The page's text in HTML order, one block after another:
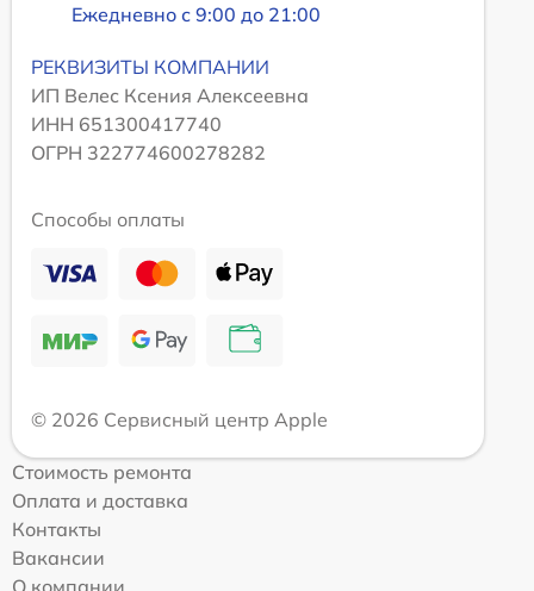
Ежедневно с 9:00 до 21:00
РЕКВИЗИТЫ КОМПАНИИ
ИП Велес Ксения Алексеевна
ИНН 651300417740
ОГРН 322774600278282
Способы оплаты
© 2026 Сервисный центр Apple
Стоимость ремонта
Оплата и доставка
Контакты
Вакансии
О компании